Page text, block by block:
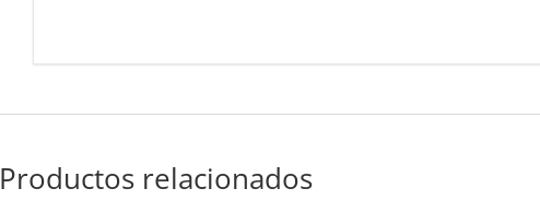
Productos relacionados